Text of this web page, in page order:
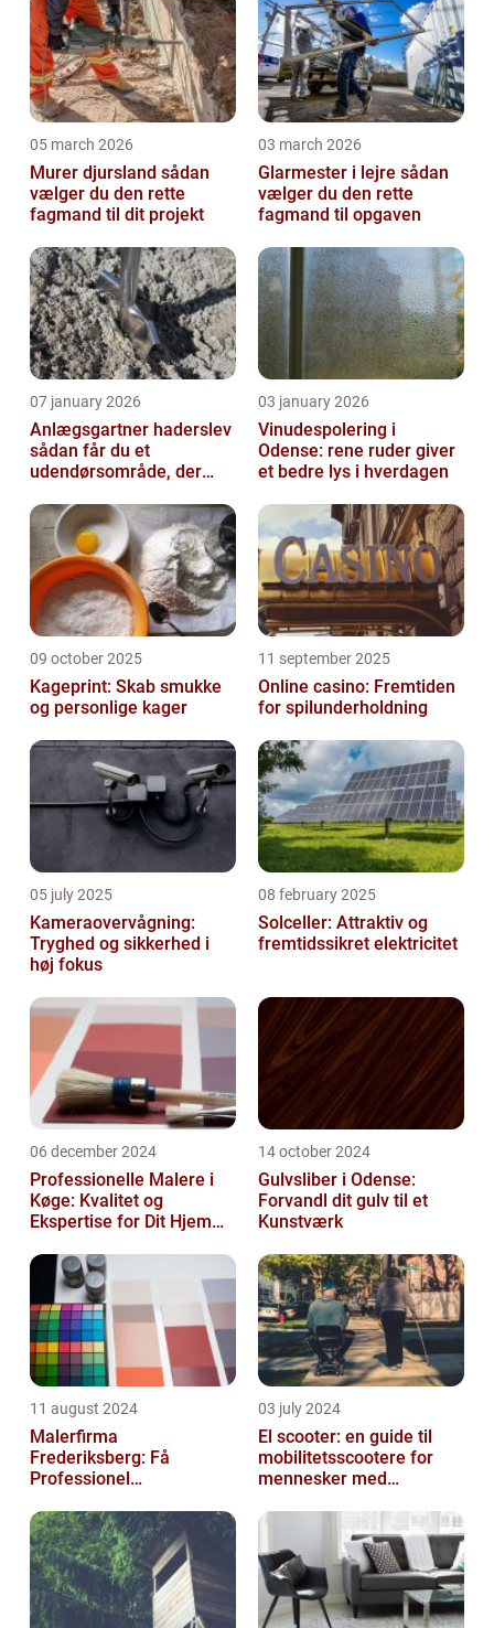
05 march 2026
Murer djursland sådan
vælger du den rette
fagmand til dit projekt
03 march 2026
Glarmester i lejre sådan
vælger du den rette
fagmand til opgaven
07 january 2026
Anlægsgartner haderslev
sådan får du et
udendørsområde, der
03 january 2026
Vinudespolering i
Odense: rene ruder giver
et bedre lys i hverdagen
09 october 2025
Kageprint: Skab smukke
og personlige kager
11 september 2025
Online casino: Fremtiden
for spilunderholdning
05 july 2025
Kameraovervågning:
Tryghed og sikkerhed i
høj fokus
08 february 2025
Solceller: Attraktiv og
fremtidssikret elektricitet
06 december 2024
Professionelle Malere i
Køge: Kvalitet og
Ekspertise for Dit Hjem
14 october 2024
Gulvsliber i Odense:
Forvandl dit gulv til et
Kunstværk
11 august 2024
Malerfirma
Frederiksberg: Få
Professionel
eller virksomhed
03 july 2024
El scooter: en guide til
mobilitetsscootere for
mennesker med